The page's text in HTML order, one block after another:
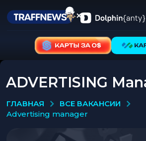
ADVERTISING
ГЛАВНАЯ
ВСЕ ВАКАНСИИ
advertising manager